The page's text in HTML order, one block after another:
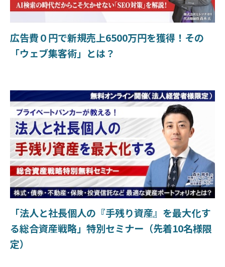
広告費０円で新規売上6500万円を獲得！その
「ウェブ集客術」とは？
「法人と社長個人の『手残り資産』を最大化す
る総合資産戦略」特別セミナー（先着10名様限
定）